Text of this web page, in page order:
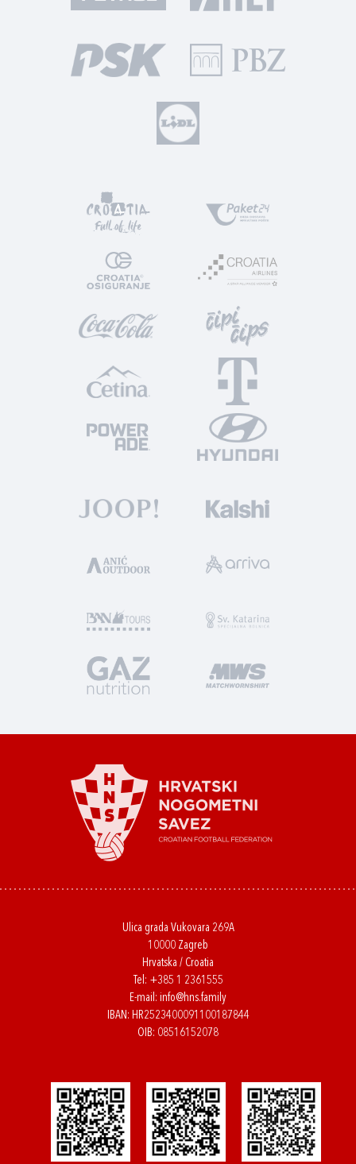
Ulica grada Vukovara 269A
10000 Zagreb
Hrvatska / Croatia
Tel: +385 1 2361555
E-mail: info@hns.family
IBAN: HR2523400091100187844
OIB: 08516152078